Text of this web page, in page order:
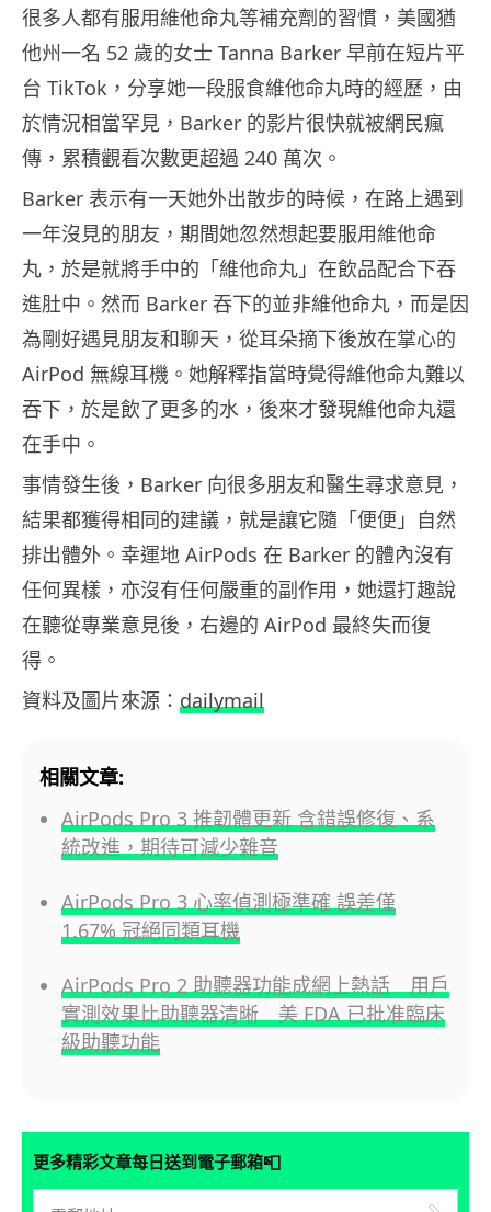
很多人都有服用維他命丸等補充劑的習慣，美國猶
他州一名 52 歲的女士 Tanna Barker 早前在短片平
台 TikTok，分享她一段服食維他命丸時的經歷，由
於情況相當罕見，Barker 的影片很快就被網民瘋
傳，累積觀看次數更超過 240 萬次。
Barker 表示有一天她外出散步的時候，在路上遇到
一年沒見的朋友，期間她忽然想起要服用維他命
丸，於是就將手中的「維他命丸」在飲品配合下吞
進肚中。然而 Barker 吞下的並非維他命丸，而是因
為剛好遇見朋友和聊天，從耳朵摘下後放在掌心的
AirPod 無線耳機。她解釋指當時覺得維他命丸難以
吞下，於是飲了更多的水，後來才發現維他命丸還
在手中。
事情發生後，Barker 向很多朋友和醫生尋求意見，
結果都獲得相同的建議，就是讓它隨「便便」自然
排出體外。幸運地 AirPods 在 Barker 的體內沒有
任何異樣，亦沒有任何嚴重的副作用，她還打趣說
在聽從專業意見後，右邊的 AirPod 最終失而復
得。
資料及圖片來源： dailymail
相關文章:
AirPods Pro 3 推韌體更新 含錯誤修復、系
統改進，期待可減少雜音
AirPods Pro 3 心率偵測極準確 誤差僅
1.67% 冠絕同類耳機
AirPods Pro 2 助聽器功能成網上熱話 用戶
實測效果比助聽器清晰 美 FDA 已批准臨床
級助聽功能
更多精彩文章每日送到電子郵箱📮